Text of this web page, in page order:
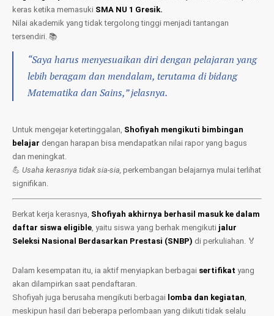
keras ketika memasuki SMA NU 1 Gresik.
Nilai akademik yang tidak tergolong tinggi menjadi tantangan
tersendiri. 📚
“Saya harus menyesuaikan diri dengan pelajaran yang
lebih beragam dan mendalam, terutama di bidang
Matematika dan Sains,”jelasnya.
Untuk mengejar ketertinggalan, Shofiyah mengikuti bimbingan
belajar dengan harapan bisa mendapatkan nilai rapor yang bagus
dan meningkat.
💪 Usaha kerasnya tidak sia-sia, perkembangan belajarnya mulai terlihat
signifikan.
Berkat kerja kerasnya, Shofiyah akhirnya berhasil masuk ke dalam
daftar siswa eligible, yaitu siswa yang berhak mengikuti jalur
Seleksi Nasional Berdasarkan Prestasi (SNBP) di perkuliahan. 🏅
Dalam kesempatan itu, ia aktif menyiapkan berbagai sertifikat yang
akan dilampirkan saat pendaftaran.
Shofiyah juga berusaha mengikuti berbagai lomba dan kegiatan,
meskipun hasil dari beberapa perlombaan yang diikuti tidak selalu